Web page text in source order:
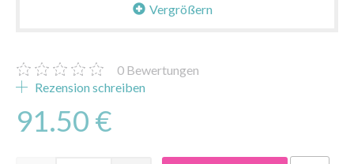
Vergrößern
0 Bewertungen
Rezension schreiben
91.50 €